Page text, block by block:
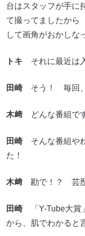
台はスタッフが手に
て撮ってましたから
して画角がおかしな
トキ それに最近は
田崎そう！ 毎回、
木﨑 どんな番組で
田崎そんな番組やね
た！
木﨑 勘で！？ 芸歴
田崎「Y-Tube大賞
から、肌でわかると